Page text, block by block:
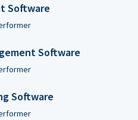
Software
Software
Software